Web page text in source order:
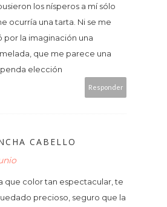
los nísperos a mí sólo
ocurría una tarta. Ni se me
por la imaginación una
que me parece una
elección
Responder
CABELLO
que color tan espectacular, te
precioso, seguro que la